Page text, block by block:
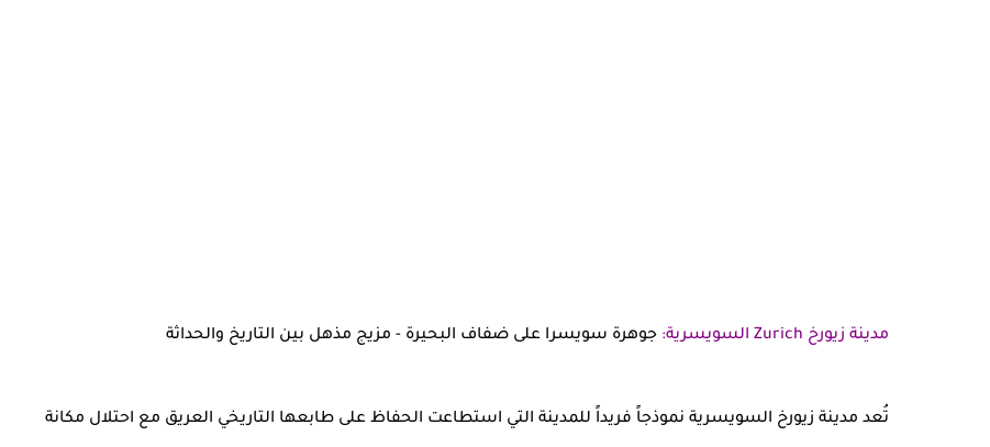
مدينة زيورخ Zurich السويسرية: جوهرة سويسرا على ضفاف البحيرة - مزيج مذهل بين التاريخ والحداثة
تُعد مدينة زيورخ السويسرية نموذجاً فريداً للمدينة التي استطاعت الحفاظ على طابعها التاريخي العريق مع احتلال مكانة